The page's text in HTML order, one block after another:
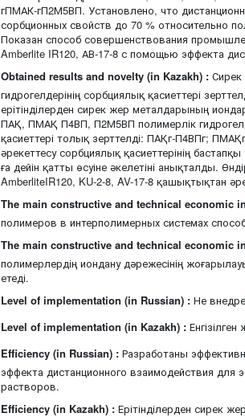
гПМАК-гП2М5ВП. Установлено, что
сорбционных свойств до 70 % относительно
Показан способ совершенствования
Amberlite IR120, АВ-17-8 с помощью эффекта
Obtained results and novelty (in Kazakh) :
гидрогелдерінің сорбциялық қасиеттері
ерітінділерден сирек жер металдарының
ПАҚ, ПМАҚ П4ВП, П2М5ВП полимерлік
қасиеттері толық зерттелді: ПАҚг-П4ВПг;
әрекеттесу сорбциялық қасиеттерінің
ға дейін қатты өсуіне әкелетіні анықталды.
AmberliteIR120, KU-2-8, AV-17-8 қашықтықтан
The main constructive and technical economic
полимеров в интерполимерных системах
The main constructive and technical economic
полимерлердің иондану дәрежесінің
етеді.
Level of implementation (in Russian) : Не
Level of implementation (in Kazakh) : Енгізілген
Efficiency (in Russian) : Разработаны
эффекта дистанционного взаимодействия
растворов.
Efficiency (in Kazakh) : Ерітінділерден сирек